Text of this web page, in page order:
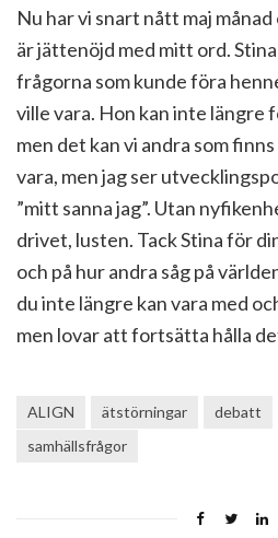
Nu har vi snart nått maj
är jättenöjd med mitt ord.
frågorna som kunde föra
ville vara. Hon kan inte
men det kan vi andra som
vara, men jag ser
”mitt sanna jag”. Utan
drivet, lusten. Tack Stina för
och på hur andra såg på
du inte längre kan vara med
men lovar att fortsätta hålla
ALIGN ätstörningar debatt
samhällsfrågor